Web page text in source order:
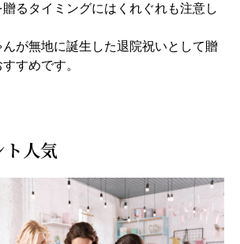
るタイミングにはくれぐれも注意し
が無地に誕生した退院祝いとして贈
すめです。
ト人気